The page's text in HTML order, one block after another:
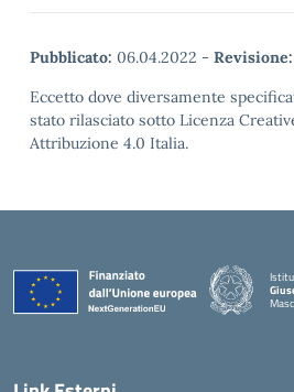
Pubblicato: 06.04.2022 - Revisione:
Eccetto dove diversamente
stato rilasciato sotto Licenza
Attribuzione 4.0 Italia.